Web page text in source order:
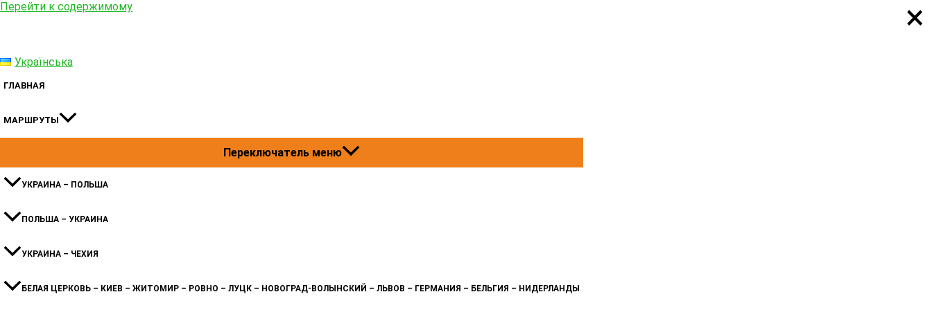
Перейти к содержимому
Українська
ГЛАВНАЯ
МАРШРУТЫ
Переключатель меню
УКРАИНА – ПОЛЬША
ПОЛЬША – УКРАИНА
УКРАИНА – ЧЕХИЯ
БЕЛАЯ ЦЕРКОВЬ – КИЕВ – ЖИТОМИР – РОВНО – ЛУЦК – НОВОГРАД-ВОЛЫНСКИЙ – ЛЬВОВ – ГЕРМАНИЯ – БЕЛЬГИЯ – НИДЕРЛАНДЫ
×
×
×
×